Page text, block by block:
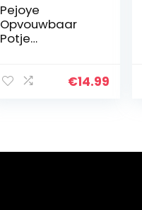
Pejoye
Opvouwbaar
Potje
Reizen Peuter
€14.99